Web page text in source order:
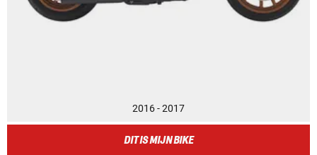
2016 - 2017
DIT IS MIJN BIKE